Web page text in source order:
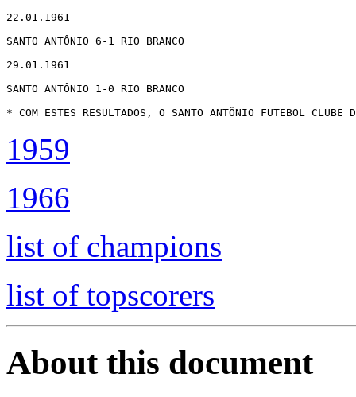
22.01.1961
SANTO ANTÔNIO 6-1 RIO BRANCO
29.01.1961
SANTO ANTÔNIO 1-0 RIO BRANCO
* COM ESTES RESULTADOS, O SANTO ANTÔNIO FUTEBOL
1959
1966
list of champions
list of topscorers
About this document